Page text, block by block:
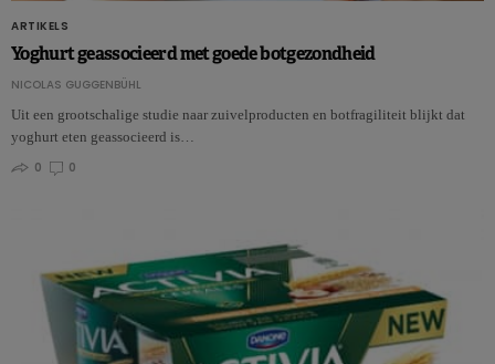
ARTIKELS
Yoghurt geassocieerd met goede botgezondheid
NICOLAS GUGGENBÜHL
Uit een grootschalige studie naar zuivelproducten en botfragiliteit blijkt dat
yoghurt eten geassocieerd is…
0
0